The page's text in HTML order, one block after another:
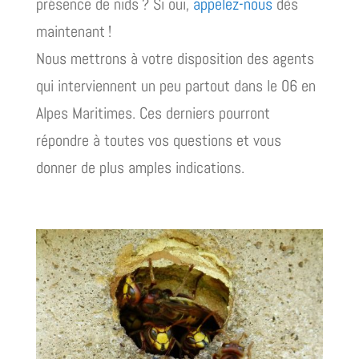
maintenant !
Nous mettrons à votre disposition des agents
qui interviennent un peu partout dans le 06 en
Alpes Maritimes. Ces derniers pourront
répondre à toutes vos questions et vous
donner de plus amples indications.